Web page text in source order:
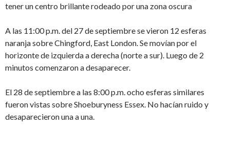
tener un centro brillante rodeado por una zona oscura
A las 11:00 p.m. del 27 de septiembre se vieron 12 esferas
naranja sobre Chingford, East London. Se movían por el
horizonte de izquierda a derecha (norte a sur). Luego de 2
minutos comenzaron a desaparecer.
El 28 de septiembre a las 8:00 p.m. ocho esferas similares
fueron vistas sobre Shoeburyness Essex. No hacían ruido y
desaparecieron una a una.